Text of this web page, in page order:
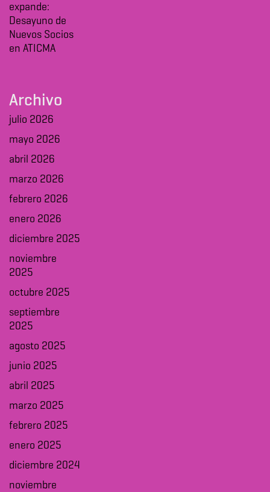
expande:
Desayuno de
Nuevos Socios
en ATICMA
Archivo
julio 2026
mayo 2026
abril 2026
marzo 2026
febrero 2026
enero 2026
diciembre 2025
noviembre
2025
octubre 2025
septiembre
2025
agosto 2025
junio 2025
abril 2025
marzo 2025
febrero 2025
enero 2025
diciembre 2024
noviembre